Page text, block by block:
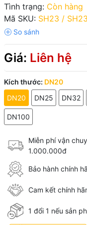
Tình trạng: Còn hàng
Mã SKU: SH23 /
Giá: Liên hệ
Kích thước: DN20
DN20
DN25 DN32
DN100
Miễn phí vận
1.000.000đ
Bảo hành chính
Cam kết chính
1 đổi 1 nếu sản